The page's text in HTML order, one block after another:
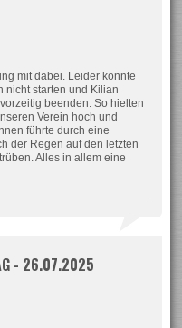
mit dabei. Leider konnte
nicht starten und Kilian
beenden. So hielten
Verein hoch und
führte durch eine
der Regen auf den letzten
Alles in allem eine
- 26.07.2025